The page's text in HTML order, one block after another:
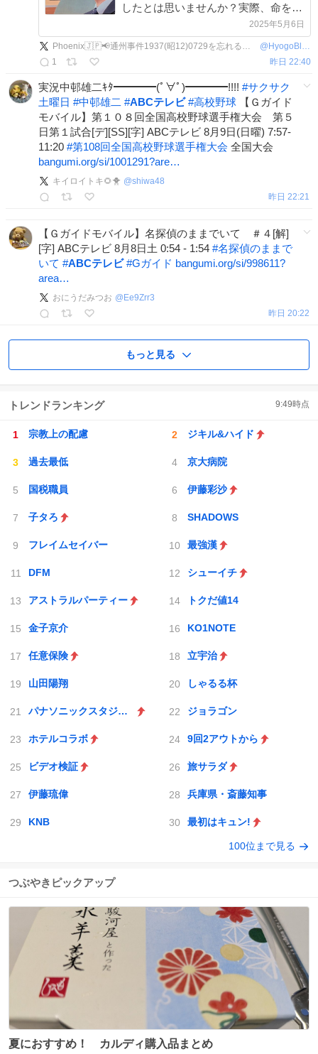
したとは思いませんか？実際、命を絶
ってしまったという事実を目にしたと
きに、影響があったんじゃないかとは
思わないんですか？
2025年5月6日
Phoenix🇯🇵📢通州事件1937(昭12)0729を忘れるな🔥 @ HyogoBlog
1
昨日 22:40
実況中邨雄二ｷﾀ━━━━(ﾟ∀ﾟ)━━━━!!!! #サクサク
土曜日 #中邨雄二 #ABCテレビ #高校野球 【Ｇガイド
モバイル】第１０８回全国高校野球選手権大会 第５
日第１試合[デ][SS][字] ABCテレビ 8月9日(日曜) 7:57-
11:20 #第108回全国高校野球選手権大会 全国大会
bangumi.org/si/1001291?are…
キイロイトキ🌻🐥 @shiwa48
昨日 22:21
【Ｇガイドモバイル】名探偵のままでいて ＃４[解]
[字] ABCテレビ 8月8日土 0:54 - 1:54 #名探偵のままで
いて #ABCテレビ #Gガイド bangumi.org/si/998611?
area…
おにうだみつお @ Ee9Zrr3
昨日 20:22
もっと見る
トレンドランキング 9:49時点
宗教上の配慮 ジキル&ハイド
過去最低 京大病院
国税職員 伊藤彩沙
子タろ SHADOWS
フレイムセイバー 最強漢
DFM シューイチ
アストラルパーティー トクだ値14
金子京介 KO1NOTE
任意保険 立宇治
山田陽翔 しゃるる杯
パナソニックスタジアム吹田 ジョラゴン
ホテルコラボ 9回2アウトから
ビデオ検証 旅サラダ
伊藤琉偉 兵庫県・斎藤知事
KNB 最初はキュン!
100位まで見る
つぶやきピックアップ
夏におすすめ！ カルディ購入品まとめ